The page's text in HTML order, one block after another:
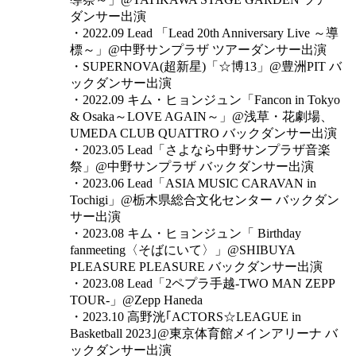
ダンサー出演
・2022.09 Lead 「Lead 20th Anniversary Live ～導
標～」@中野サンプラザ ツアーダンサー出演
・SUPERNOVA(超新星)「☆博13」@豊洲PIT バ
ックダンサー出演
・2022.09 キム・ヒョンジュン「Fancon in Tokyo
& Osaka～LOVE AGAIN～」@浅草・花劇場、
UMEDA CLUB QUATTRO バックダンサー出演
・2023.05 Lead「さよなら中野サンプラザ音楽
祭」@中野サンプラザ バックダンサー出演
・2023.06 Lead「ASIA MUSIC CARAVAN in
Tochigi」@栃木県総合文化センター バックダン
サー出演
・2023.08 キム・ヒョンジュン「 Birthday
fanmeeting〈そばにいて〉」@SHIBUYA
PLEASURE PLEASURE バックダンサー出演
・2023.08 Lead「2ペプラ手越-TWO MAN ZEPP
TOUR-」@Zepp Haneda
・2023.10 高野洸｢ACTORS☆LEAGUE in
Basketball 2023｣@東京体育館メインアリーナ バ
ックダンサー出演